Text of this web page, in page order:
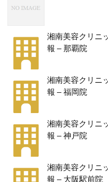
湘南美容クリニ
報 – 那覇院
湘南美容クリニ
報 – 福岡院
湘南美容クリニ
報 – 神戸院
湘南美容クリニ
報 – 大阪駅前院